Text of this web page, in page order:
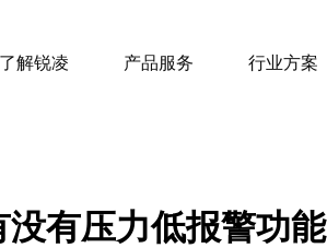
了解锐凌 产品服务 行业方案
有压力低报警功能